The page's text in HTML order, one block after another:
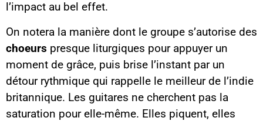
l’impact au bel effet.
On notera la manière dont le groupe s’autorise des
choeurs presque liturgiques pour appuyer un
moment de grâce, puis brise l’instant par un
détour rythmique qui rappelle le meilleur de l’indie
britannique. Les guitares ne cherchent pas la
saturation pour elle-même. Elles piquent, elles